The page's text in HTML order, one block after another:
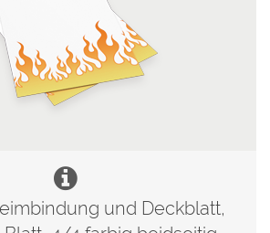
und Deckblatt,